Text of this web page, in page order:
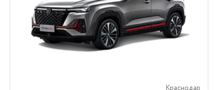
Краснодар